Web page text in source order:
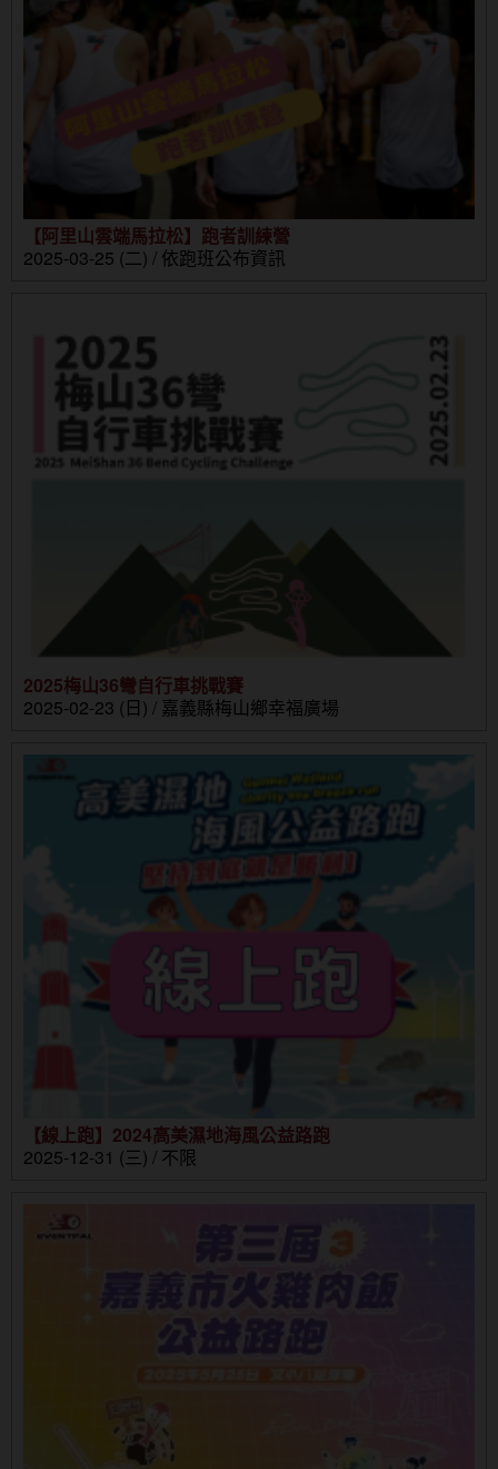
【阿里山雲端馬拉松】跑者訓練營
2025-03-25 (二) / 依跑班公布資訊
2025梅山36彎自行車挑戰賽
2025-02-23 (日) / 嘉義縣梅山鄉幸福廣場
【線上跑】2024高美濕地海風公益路跑
2025-12-31 (三) / 不限